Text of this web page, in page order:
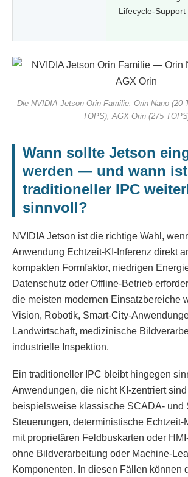
Lifecycle-
Die NVIDIA-Jetson-Orin-Familie: Orin Nano (20
TOPS), AGX Orin (275
Wann sollte Jetson
werden — und wann
traditioneller IPC
sinnvoll?
NVIDIA Jetson ist die richtige Wahl,
Anwendung Echtzeit-KI-Inferenz direkt
kompakten Formfaktor, niedrigen
Datenschutz oder Offline-Betrieb
die meisten modernen Einsatzbereiche
Vision, Robotik, Smart-City-
Landwirtschaft, medizinische
industrielle Inspektion.
Ein traditioneller IPC bleibt hingegen
Anwendungen, die nicht KI-zentriert
beispielsweise klassische SCADA- und
Steuerungen, deterministische Echtzeit-
mit proprietären Feldbuskarten oder
ohne Bildverarbeitung oder Machine-
Komponenten. In diesen Fällen können